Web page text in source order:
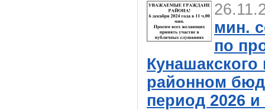
мин.
по
районном
период 2026 и